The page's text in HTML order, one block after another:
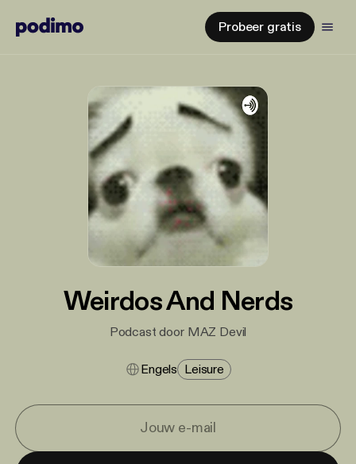
Probeer gratis
Weirdos And Nerds
Podcast door MAZ Devil
Engels Leisure